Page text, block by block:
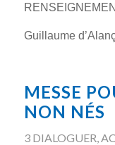
Guillaume
MESSE
NON NÉS
3 DIALOGUER,